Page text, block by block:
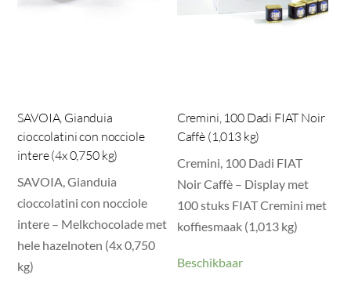
SAVOIA, Gianduia
cioccolatini con nocciole
intere (4x 0,750 kg)
SAVOIA, Gianduia
cioccolatini con nocciole
intere – Melkchocolade met
hele hazelnoten (4x 0,750
kg)
Cremini, 100 Dadi FIAT Noir
Caffè (1,013 kg)
Cremini, 100 Dadi FIAT
Noir Caffè – Display met
100 stuks FIAT Cremini met
koffiesmaak (1,013 kg)
Beschikbaar